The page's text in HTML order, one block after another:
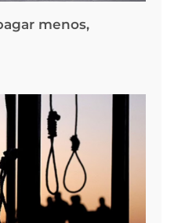
menos,